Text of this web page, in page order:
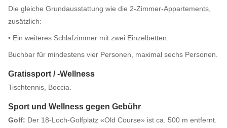
Die gleiche Grundausstattung wie die 2-Zimmer-Appartements,
zusätzlich:
• Ein weiteres Schlafzimmer mit zwei Einzelbetten.
Buchbar für mindestens vier Personen, maximal sechs Personen.
Gratissport / -Wellness
Tischtennis, Boccia.
Sport und Wellness gegen Gebühr
Golf: Der 18-Loch-Golfplatz «Old Course» ist ca. 500 m entfernt.